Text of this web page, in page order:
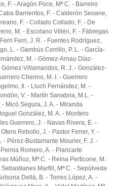
F. - Aragón Poce, Mª C. - Barreiro
Barrientos, F. - Calderón Seoane,
F. - Collado Collado, F. - De
M. - Escolano Villén, F. - Fábregas
Ferri, J. R. - Fuentes Rodríguez,
L. - Gambús Cerrillo, P. L. - García-
M. - Gómez-Arnau Díaz-
Villamandos, R. J. - González-
Cherino, M. I. - Guerrero
Il. - Lluch Fernández, M. -
V. - Martín Sanabria, M.L. -
- Micó Segura, J. A. - Miranda
González, M. A. - Montero
Guerrero, J. - Navas Rivera, E. -
Rebollo, J. - Pastor Ferrer, Y. -
- Pérez-Bustamante Mourier, F. J. -
Romero, A. - Plancarte
Múñoz, Mª C. - Reina Perticone, M.
Marfill, Mª C. - Sepúlveda
Dellá, B. - Torres López, A. -